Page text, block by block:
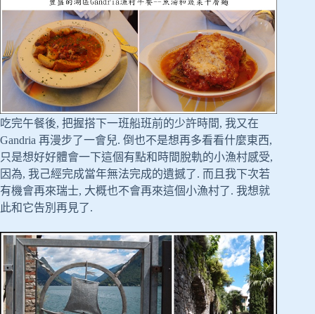
吃完午餐後, 把握搭下一班船班前的少許時間, 我又在
Gandria 再漫步了一會兒. 倒也不是想再多看看什麼東西,
只是想好好體會一下這個有點和時間脫軌的小漁村感受,
因為, 我己經完成當年無法完成的遺撼了. 而且我下次若
有機會再來瑞士, 大概也不會再來這個小漁村了. 我想就
此和它告別再見了.